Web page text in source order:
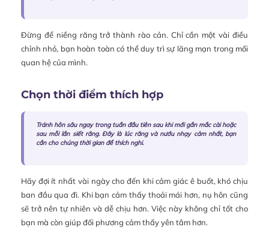
Đừng để niềng răng trở thành rào cản. Chỉ cần một vài điều
chỉnh nhỏ, bạn hoàn toàn có thể duy trì sự lãng mạn trong mối
quan hệ của mình.
Chọn thời điểm thích hợp
Tránh hôn sâu ngay trong tuần đầu tiên sau khi mới gắn mắc cài hoặc
sau mỗi lần siết răng. Đây là lúc răng và nướu nhạy cảm nhất, bạn
cần cho chúng thời gian để thích nghi.
Hãy đợi ít nhất vài ngày cho đến khi cảm giác ê buốt, khó chịu
ban đầu qua đi. Khi bạn cảm thấy thoải mái hơn, nụ hôn cũng
sẽ trở nên tự nhiên và dễ chịu hơn. Việc này không chỉ tốt cho
bạn mà còn giúp đối phương cảm thấy yên tâm hơn.